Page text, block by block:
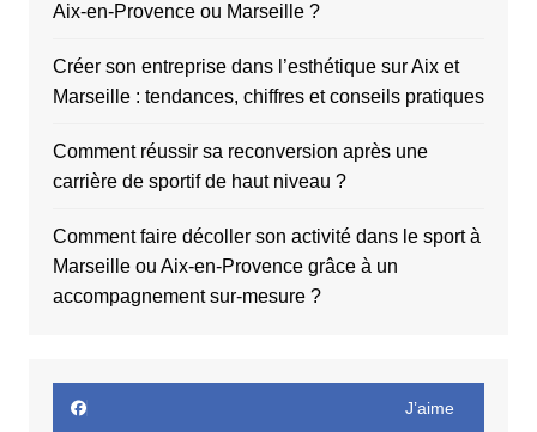
Aix-en-Provence ou Marseille ?
Créer son entreprise dans l’esthétique sur Aix et
Marseille : tendances, chiffres et conseils pratiques
Comment réussir sa reconversion après une
carrière de sportif de haut niveau ?
Comment faire décoller son activité dans le sport à
Marseille ou Aix-en-Provence grâce à un
accompagnement sur-mesure ?
J’aime